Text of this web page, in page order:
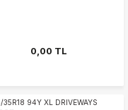
0,00 TL